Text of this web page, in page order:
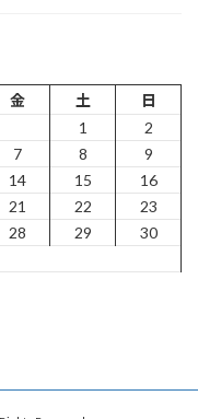
金 土
日
1
2
7 8
9
14 15
16
21 22
23
28 29
30